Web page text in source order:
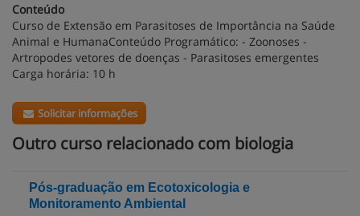
Conteúdo
Curso de Extensão em Parasitoses de Importância na Saúde
Animal e HumanaConteúdo Programático: - Zoonoses -
Artropodes vetores de doenças - Parasitoses emergentes
Carga horária: 10 h
Solicitar informações
Outro curso relacionado com biologia
Pós-graduação em Ecotoxicologia e
Monitoramento Ambiental